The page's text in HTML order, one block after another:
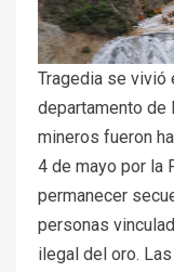
Tragedia se vivió
departamento de
mineros fueron
4 de mayo por la
permanecer
personas
ilegal del oro.